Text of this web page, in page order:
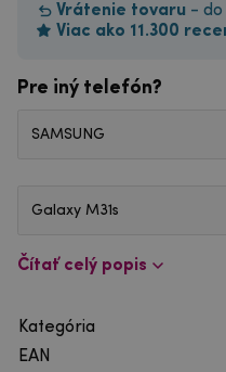
Vrátenie tovaru - do
Viac ako 11.300
Pre iný telefón?
SAMSUNG
Galaxy M31s
Čítať celý popis
Kategória
EAN